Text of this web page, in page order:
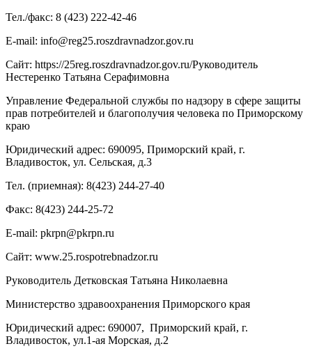
Тел./факс: 8 (423) 222-42-46
E-mail: info@reg25.roszdravnadzor.gov.ru
Сайт: https://25reg.roszdravnadzor.gov.ru/Руководитель
Нестеренко Татьяна Серафимовна
Управление Федеральной службы по надзору в сфере защиты
прав потребителей и благополучия человека по Приморскому
краю
Юридический адрес: 690095, Приморский край, г.
Владивосток, ул. Сельская, д.3
Тел. (приемная): 8(423) 244-27-40
Факс: 8(423) 244-25-72
E-mail: pkrpn@pkrpn.ru
Сайт: www.25.rospotrebnadzor.ru
Руководитель Детковская Татьяна Николаевна
Министерство здравоохранения Приморского края
Юридический адрес: 690007, Приморский край, г.
Владивосток, ул.1-ая Морская, д.2